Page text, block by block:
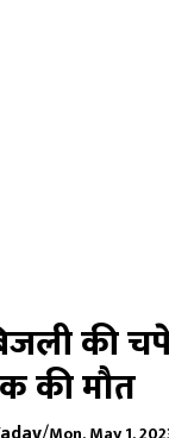
की
की मौत